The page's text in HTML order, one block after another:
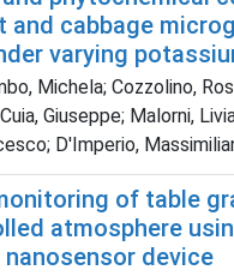
and cabbage
varying
Michela; Cozzolino,
Giuseppe; Malorni,
D'Imperio,
of table
atmosphere
nanosensor device